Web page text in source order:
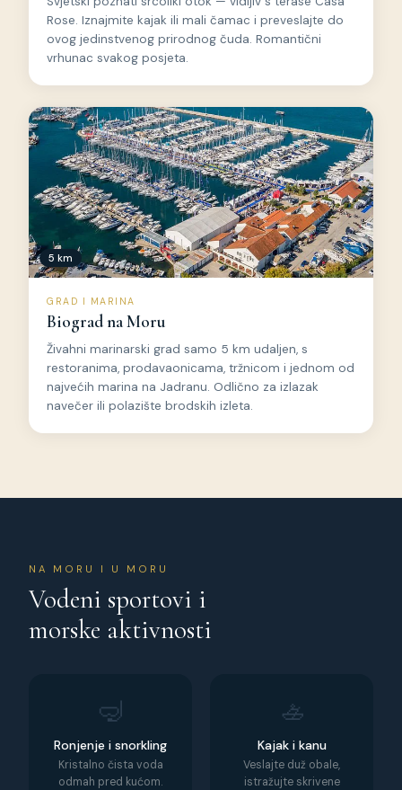
Rose. Iznajmite kajak ili mali čamac i preveslajte do
ovog jedinstvenog prirodnog čuda. Romantični
vrhunac svakog posjeta.
5 km
GRAD I MARINA
Biograd na Moru
Živahni marinarski grad samo 5 km udaljen, s
restoranima, prodavaonicama, tržnicom i jednom od
najvećih marina na Jadranu. Odlično za izlazak
navečer ili polazište brodskih izleta.
NA MORU I U MORU
Vodeni sportovi i
morske aktivnosti
🤿
Ronjenje i snorkling
Kristalno čista voda
odmah pred kućom.
🚣
Kajak i kanu
Veslajte duž obale,
istražujte skrivene